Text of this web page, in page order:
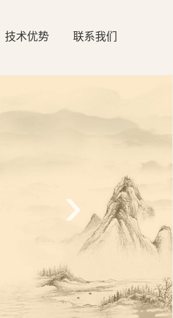
技术优势 联系我们
›